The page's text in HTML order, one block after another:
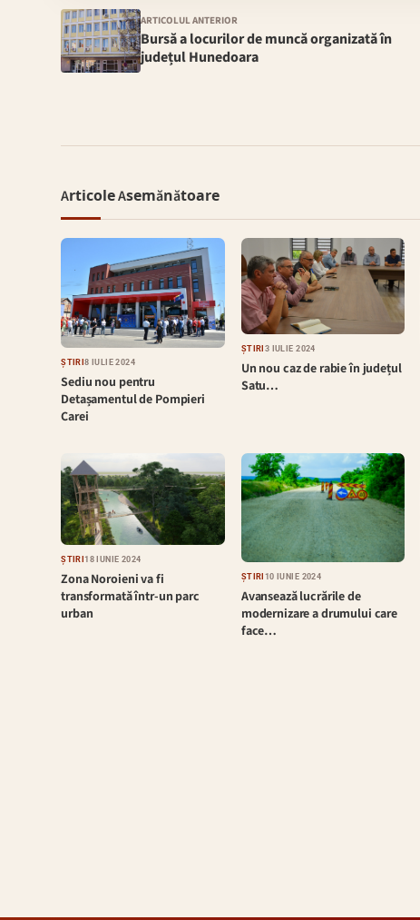
ARTICOLUL ANTERIOR
Bursă a locurilor de muncă organizată în
județul Hunedoara
Articole Asemănătoare
ȘTIRI8 IULIE 2024
Sediu nou pentru
Detașamentul de Pompieri
Carei
ȘTIRI 3 IULIE 2024
Un nou caz de rabie în județul
Satu…
ȘTIRI18 IUNIE 2024
Zona Noroieni va fi
transformată într-un parc
urban
ȘTIRI 10 IUNIE 2024
Avansează lucrările de
modernizare a drumului care
face…